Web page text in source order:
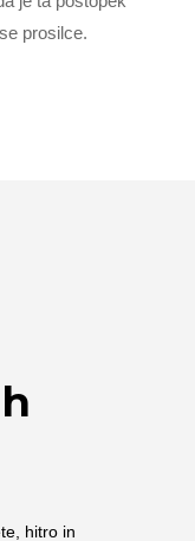
prosilce.
hitro in